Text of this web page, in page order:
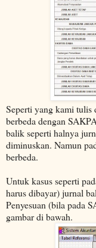
Seperti yang kami
berbeda dengan
balik seperti halnya
diminuskan. Namun
berbeda.
Untuk kasus seperti
harus dibayar) jurnal
Penyesuan (bila pada
gambar di bawah.